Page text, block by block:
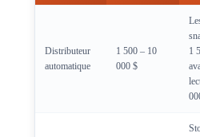
Distributeur
automatique
1 500 – 10
000 $
1